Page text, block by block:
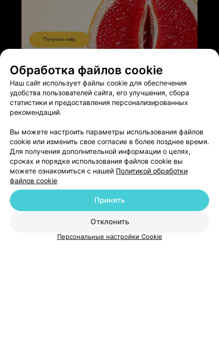
Добавить специалиста
О проекте Новости проекта
Размещение рекламы
Медицинский маркетинг
Публичный договор
Пользовательское соглашение
Способы оплаты
Обработка файлов cookie
Наш сайт использует файлы cookie для обеспечения
удобства пользователей сайта, его улучшения, сбора
статистики и предоставления персонализированных
рекомендаций.
Вы можете настроить параметры использования файлов
cookie или изменить свое согласие в более позднее время.
Для получения дополнительной информации о целях,
сроках и порядке использования файлов cookie вы
можете ознакомиться с нашей Политикой обработки
файлов cookie
Отклонить
Принять
Персональные настройки Cookie